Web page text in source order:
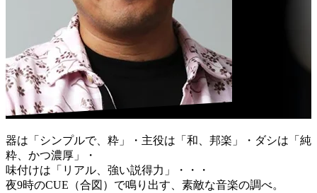
器は「シンプルで、粋」・主役は「和、邦楽」・ダシは「純
粋、かつ濃厚」・
味付けは「リアル、強い説得力」・・・
夜9時のCUE（合図）で鳴り出す、素敵な音楽の調べ。